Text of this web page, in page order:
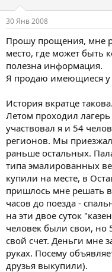
т
е
м
ы
а
л
30 Янв 2008
Прошу прощения, мне
место, где может быть
полезна информация.
Я продаю имеющиеся у
История вкратце такова.
Летом проходил
участвовал я и 54
регионов. Мы
раньше остальных.
типа эмалированных
купили на месте, в
пришлось мне решать
часов до поезда -
на эти двое суток
человек были свои, но
свой счет. Деньги мне
руках. Посему
друзья выкупили).